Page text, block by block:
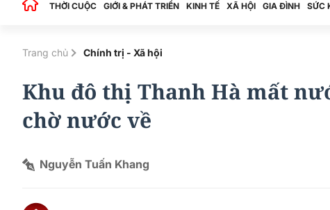
THỜI CUỘC GIỚI & PHÁT TRIỂN KINH TẾ XÃ HỘI GIA ĐÌNH SỨC
Trang chủ Chính trị - Xã hội
Khu đô thị Thanh Hà mất
chờ nước về
Nguyễn Tuấn Khang